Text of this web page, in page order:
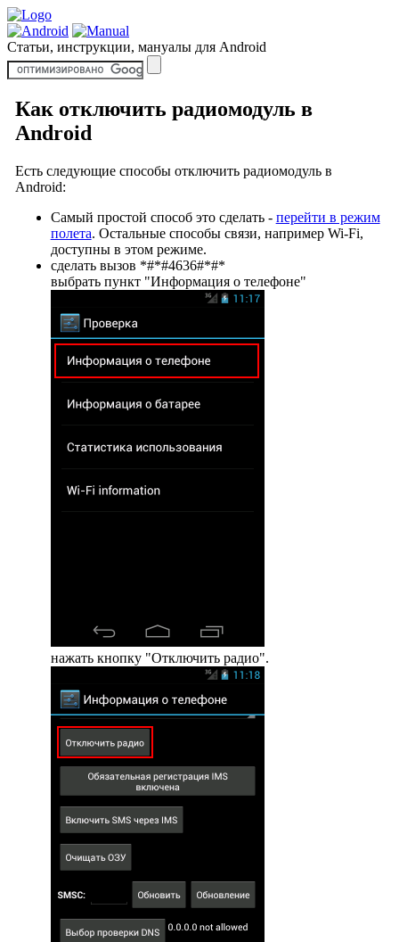
Статьи, инструкции, мануалы для Android
Как отключить радиомодуль в
Android
Есть следующие способы отключить радиомодуль в
Android:
Самый простой способ это сделать - перейти в режим
полета. Остальные способы связи, например Wi-Fi,
доступны в этом режиме.
сделать вызов *#*#4636#*#*
выбрать пункт "Информация о телефоне"
нажать кнопку "Отключить радио".